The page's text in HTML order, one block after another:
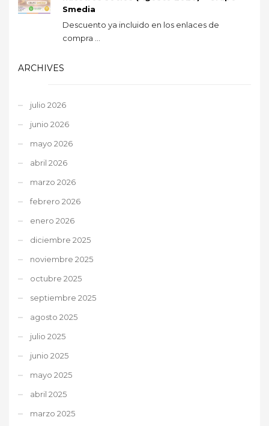
Smedia
Descuento ya incluido en los enlaces de
compra ...
ARCHIVES
julio 2026
junio 2026
mayo 2026
abril 2026
marzo 2026
febrero 2026
enero 2026
diciembre 2025
noviembre 2025
octubre 2025
septiembre 2025
agosto 2025
julio 2025
junio 2025
mayo 2025
abril 2025
marzo 2025